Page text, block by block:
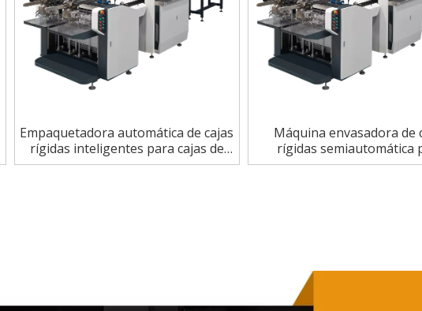
Empaquetadora automática de cajas
rígidas inteligentes para cajas de
libros
Máquina envasadora de
rígidas semiautomática
portadas de libros